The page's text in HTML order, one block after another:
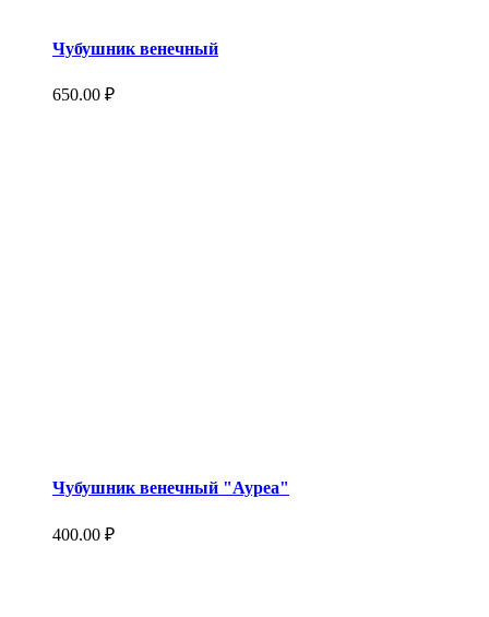
Чубушник венечный
650.00 ₽
Чубушник венечный "Ауреа"
400.00 ₽